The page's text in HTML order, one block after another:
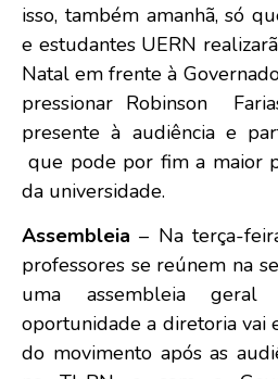
isso, também amanhã, só
e estudantes UERN
Natal em frente à
pressionar Robinson
presente à audiência e
que pode por fim a maior
da universidade.
Assembleia – Na terça-
professores se reúnem na
uma assembleia
oportunidade a diretoria vai
do movimento após as